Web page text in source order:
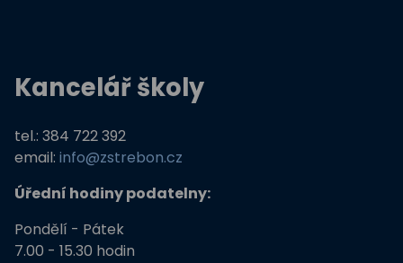
Kancelář školy
tel.: 384 722 392
email: info@zstrebon.cz
Úřední hodiny podatelny:
Pondělí - Pátek
7.00 - 15.30 hodin